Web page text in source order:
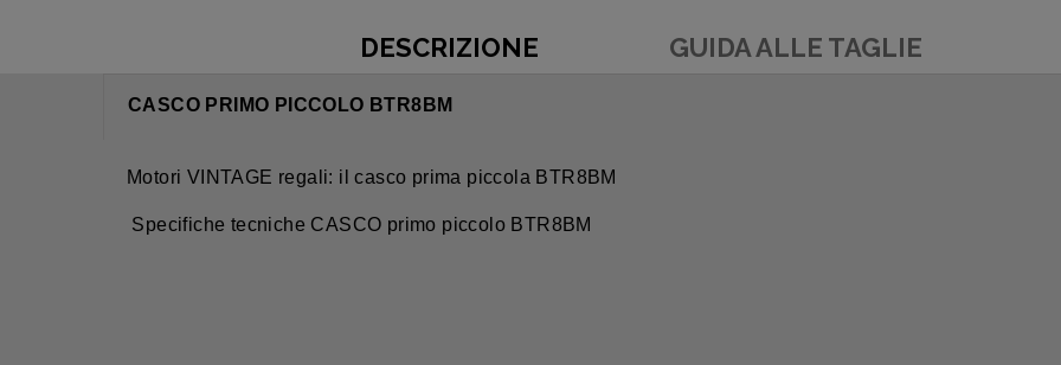
DESCRIZIONE GUIDA ALLE TAGLIE
CASCO PRIMO PICCOLO BTR8BM
Motori VINTAGE regali: il casco prima piccola BTR8BM
Specifiche tecniche CASCO primo piccolo BTR8BM